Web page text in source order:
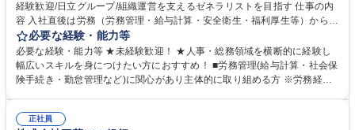
経験歓迎/日立グループ/組織運営を支えるゼネラリストを目指す 仕事の内
容 入社直後は労務（労務管理・給与計算・安全衛生・福利厚生等）からお
任せいたします。将来は総務・採用・教育業務へ守備範囲を広げ、組織運
営を支えるゼネラリストをめざせます。 ・初期業務：労働時間管理、給与
計算、社会保険対応、福利厚生管理、安全衛生、健康経営推進等をお任せ
します。ご経験に応じて、休職者管理など、幅広く経験を積んでいただき
幅広く経験を積みたい意欲がある方に最適な環境です。 募集職種 【総
必要な経験・能力等
必要な経験・能力等 ★未経験歓迎！ ★人事・総務領域を横断的に経験し
幅広いスキルを身につけたい方におすすめ！ ■労務管理(給与計算・社会保
険手続き・勤怠管理など)に関心があり主体的に取り組める方 ※労務経験
のご経験 ■労務管理（給与計算・社会保険手続き・勤怠管理など）の経験
正社員